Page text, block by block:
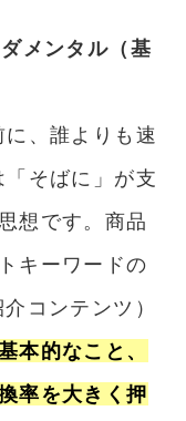
メンタル（基
、誰よりも速
「そばに」が支
想です。商品
キーワードの
コンテンツ）
本的なこと、
率を大きく押